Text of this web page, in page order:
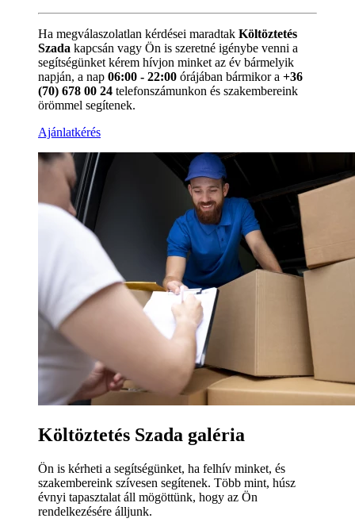
Ha megválaszolatlan kérdései maradtak Költöztetés
Szada kapcsán vagy Ön is szeretné igénybe venni a
segítségünket kérem hívjon minket az év bármelyik
napján, a nap 06:00 - 22:00 órájában bármikor a +36
(70) 678 00 24 telefonszámunkon és szakembereink
örömmel segítenek.
Ajánlatkérés
Költöztetés Szada galéria
Ön is kérheti a segítségünket, ha felhív minket, és
szakembereink szívesen segítenek. Több mint, húsz
évnyi tapasztalat áll mögöttünk, hogy az Ön
rendelkezésére álljunk.